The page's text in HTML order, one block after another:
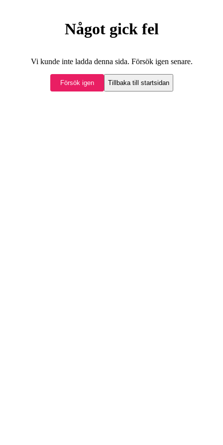
Något gick fel
Vi kunde inte ladda denna sida. Försök igen senare.
Försök igen Tillbaka till startsidan